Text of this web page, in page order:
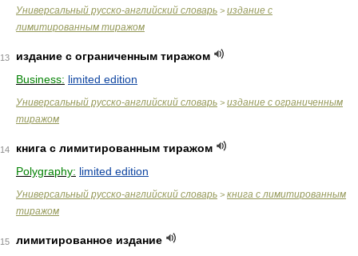
Универсальный русско-английский словарь > издание с
лимитированным тиражом
13
издание с ограниченным тиражом
Business: limited edition
Универсальный русско-английский словарь > издание с ограниченным
тиражом
14
книга с лимитированным тиражом
Polygraphy: limited edition
Универсальный русско-английский словарь > книга с лимитированным
тиражом
15
лимитированное издание